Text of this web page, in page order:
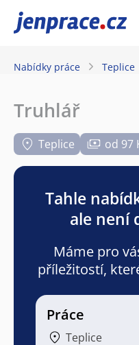
JenPráce.cz
Nabídky práce Teplice
Truhlář
Teplice od 97
Tahle
ale není
Máme pro
příležitostí,
Práce
Teplice